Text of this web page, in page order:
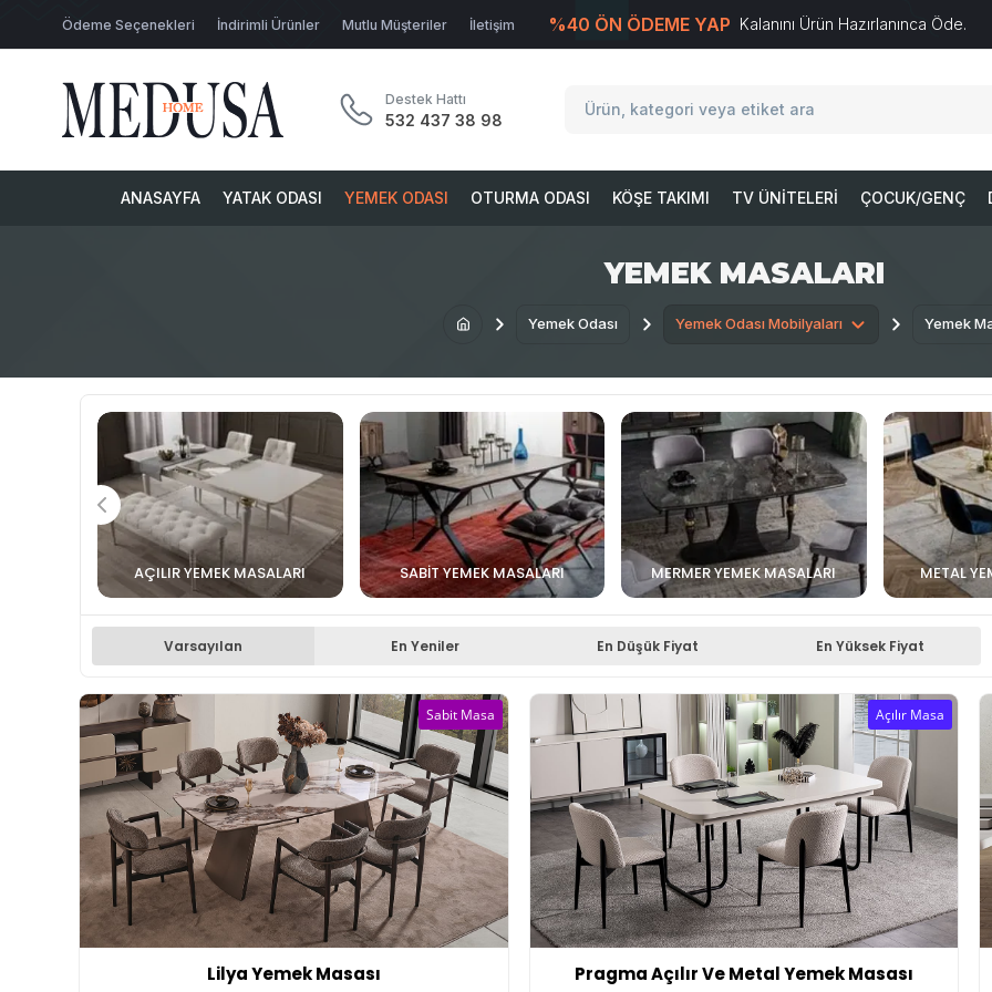
Ödeme Seçenekleri İndirimli Ürünler Mutlu Müşteriler İletişim %40 ÖN ÖDEME YAP Kalanını Ürün Hazırlanınca Öde.
Destek Hattı
532 437 38 98
ANASAYFA YATAK ODASI YEMEK ODASI OTURMA ODASI KÖŞE TAKIMI TV ÜNITELERI ÇOCUK/GENÇ
YEMEK MASALARI
Yemek Odası Yemek Odası Mobilyaları Yemek
AÇILIR YEMEK MASALARI SABIT YEMEK MASALARI MERMER YEMEK MASALARI METAL
Varsayılan En Yeniler En Düşük Fiyat En Yüksek Fiyat
Lilya Yemek Masası
Sabit Masa
Pragma Açılır Ve Metal Yemek Masası
Açılır Masa
T-Soft E-TicaretSistemleriyle Hazırlanmıştır.